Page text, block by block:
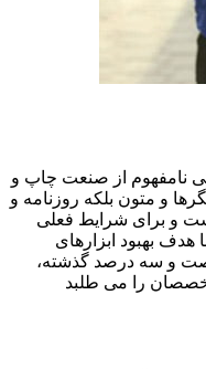
نامفهوم از صنعت چاپ و
و متون بلکه روزنامه و
و برای شرایط فعلی
هدف بهبود ابزارهای
و سه درصد گذشته،
را می طلبد